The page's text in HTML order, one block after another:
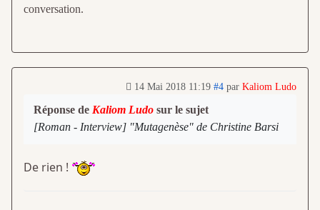
conversation.
14 Mai 2018 11:19 #4 par Kaliom Ludo
Réponse de Kaliom Ludo sur le sujet
[Roman - Interview] "Mutagenèse" de Christine Barsi
De rien !